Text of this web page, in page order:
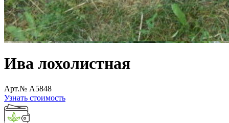
Ива лохолистная
Арт.№ A5848
Узнать стоимость